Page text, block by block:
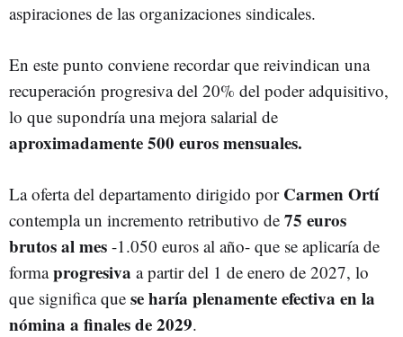
aspiraciones de las organizaciones sindicales.
En este punto conviene recordar que reivindican una
recuperación progresiva del 20% del poder adquisitivo,
lo que supondría una mejora salarial de
aproximadamente 500 euros mensuales.
La oferta del departamento dirigido porCarmen Ortí
contempla un incremento retributivo de 75 euros
brutos al mes -1.050 euros al año- que se aplicaría de
formaprogresiva a partir del 1 de enero de 2027, lo
que significa que se haría plenamente efectiva en la
nómina a finales de 2029.